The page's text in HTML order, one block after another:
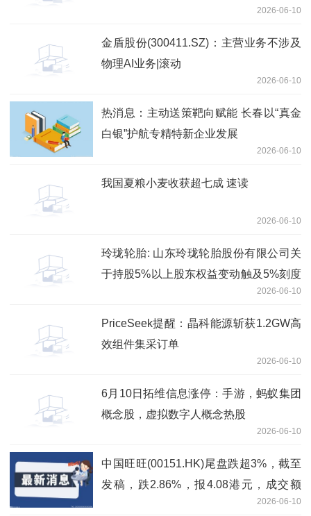
2026-06-10
金盾股份(300411.SZ)：主营业务不涉及
物理AI业务|滚动
2026-06-10
热消息：主动送策靶向赋能 长春以“真金
白银”护航专精特新企业发展
2026-06-10
我国夏粮小麦收获超七成 速读
2026-06-10
玲珑轮胎: 山东玲珑轮胎股份有限公司关
于持股5%以上股东权益变动触及5%刻度
2026-06-10
PriceSeek提醒：晶科能源斩获1.2GW高
效组件集采订单
2026-06-10
6月10日拓维信息涨停：手游，蚂蚁集团
概念股，虚拟数字人概念热股
2026-06-10
中国旺旺(00151.HK)尾盘跌超3%，截至
发稿，跌2.86%，报4.08港元，成交额
2026-06-10